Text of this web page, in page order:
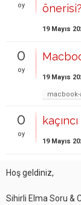
oy
önerisi?
19 Mayıs
0
oy
19 Mayıs
macbook-
0
oy
19 Mayıs
Hoş geldiniz,
Sihirli Elma Soru &